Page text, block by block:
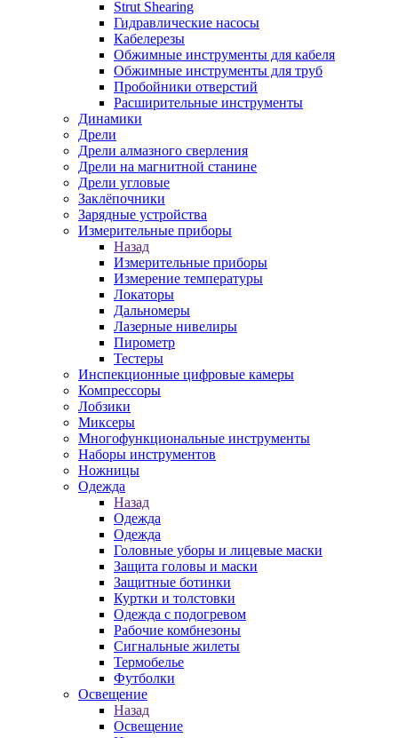
Strut Shearing
Гидравлические насосы
Кабелерезы
Обжимные инструменты для кабеля
Обжимные инструменты для труб
Пробойники отверстий
Расширительные инструменты
Динамики
Дрели
Дрели алмазного сверления
Дрели на магнитной станине
Дрели угловые
Заклёпочники
Зарядные устройства
Измерительные приборы
Назад
Измерительные приборы
Измерение температуры
Локаторы
Дальномеры
Лазерные нивелиры
Пирометр
Тестеры
Инспекционные цифровые камеры
Компрессоры
Лобзики
Миксеры
Многофункциональные инструменты
Наборы инструментов
Ножницы
Одежда
Назад
Одежда
Одежда
Головные уборы и лицевые маски
Защита головы и маски
Защитные ботинки
Куртки и толстовки
Одежда с подогревом
Рабочие комбнезоны
Сигнальные жилеты
Термобелье
Футболки
Освещение
Назад
Освещение